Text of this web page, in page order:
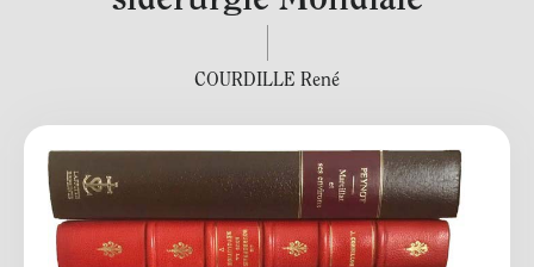
COURDILLE René